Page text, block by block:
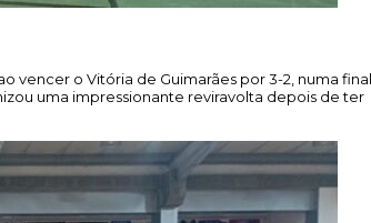
vencer o Vitória de Guimarães por 3-2, numa final
uma impressionante reviravolta depois de ter